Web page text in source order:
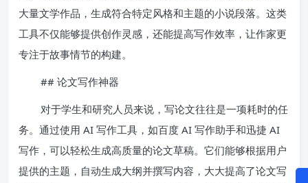
大量文学作品，生成符合特定风格和主题的小说段落。这类
工具不仅能够提供创作灵感，还能提高写作效率，让作家更
专注于故事情节的构建。
## 论文写作神器
对于学生和研究人员来说，写论文往往是一项耗时的任
务。通过使用 AI 写作工具，如百度 AI 写作助手和迅捷 AI
写作，可以轻松生成高质量的论文草稿。它们能够根据用户
提供的主题，自动生成大纲并撰写内容，大大提高了论文写